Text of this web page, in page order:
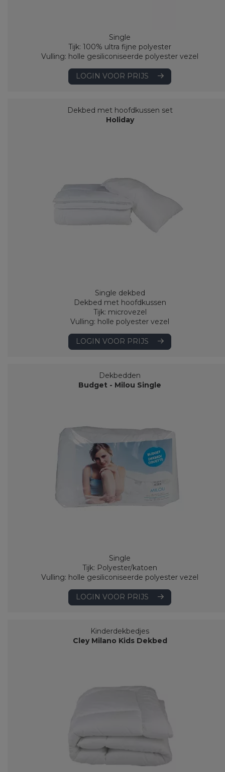
Single
Tijk: 100% ultra fijne polyester
Vulling: holle gesiliconiseerde polyester vezel
LOGIN VOOR PRIJS
Dekbed met hoofdkussen set
Holiday
Single dekbed
Dekbed met hoofdkussen
Tijk: microvezel
Vulling: holle polyester vezel
LOGIN VOOR PRIJS
Dekbedden
Budget - Milou Single
Single
Tijk: Polyester/katoen
Vulling: holle gesiliconiseerde polyester vezel
LOGIN VOOR PRIJS
Kinderdekbedjes
Cley Milano Kids Dekbed